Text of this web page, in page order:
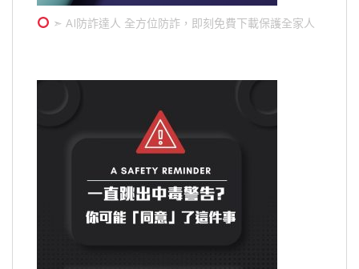
➣ AI防詐達人 全方位防詐，即刻免費下載保護全家人